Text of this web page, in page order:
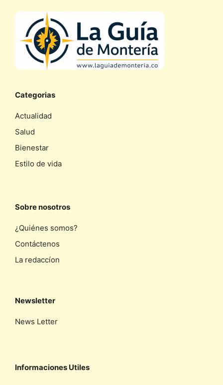
Categorias
Actualidad
Salud
Bienestar
Estilo de vida
Sobre nosotros
¿Quiénes somos?
Contáctenos
La redaccíon
Newsletter
News Letter
Informaciones Utiles